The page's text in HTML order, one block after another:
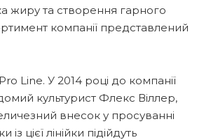
жиру та створення гарного
компанії представлений
Line. У 2014 році до компанії
культурист Флекс Віллер,
внесок у просуванні
цієї лінійки підійдуть